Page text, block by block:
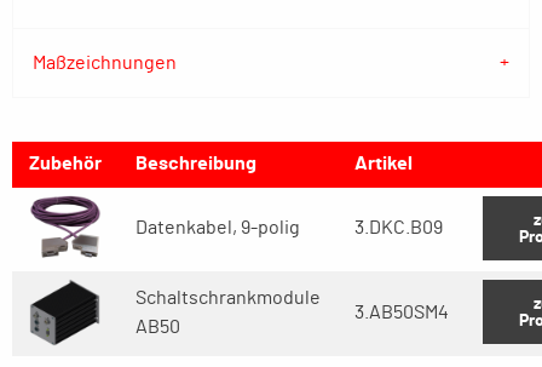
Maßzeichnungen
Zubehör Beschreibung Artikel
Datenkabel, 9-polig 3.DKC.B09
Schaltschrankmodule
AB50
3.AB50SM4